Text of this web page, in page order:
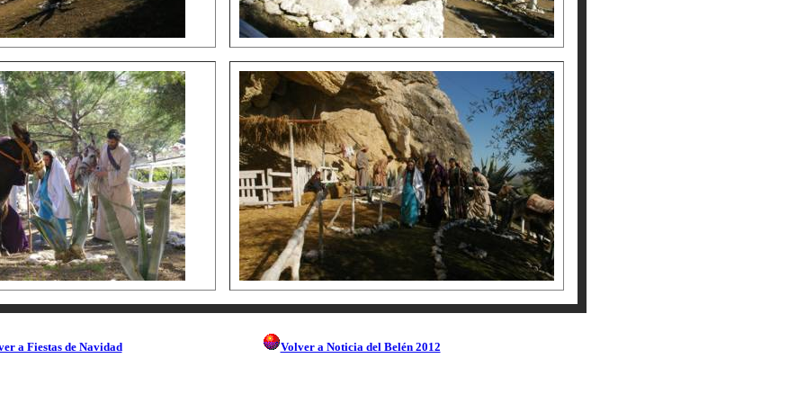
a Fiestas de Navidad Volver a Noticia del Belén 2012